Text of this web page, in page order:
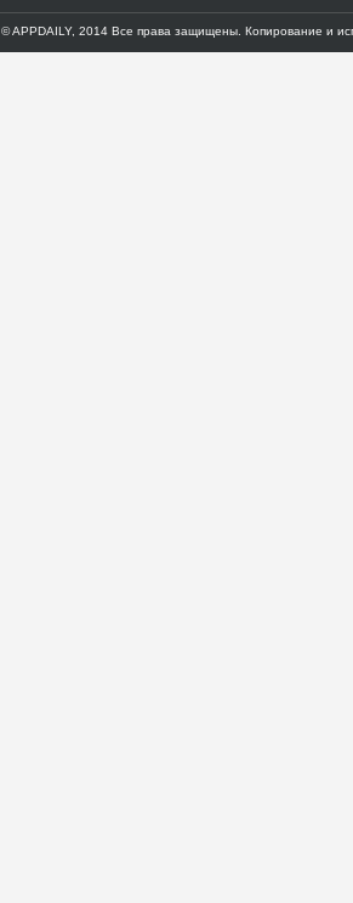
© APPDAILY, 2014 Все права защищены. Копирование и